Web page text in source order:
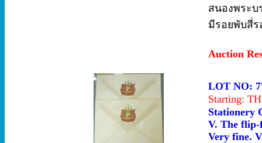
สนองพระบ
มีรอยพับสี่ร
Auction
LOT NO:
Starting:
Stationery
V. The flip-
Very fine.